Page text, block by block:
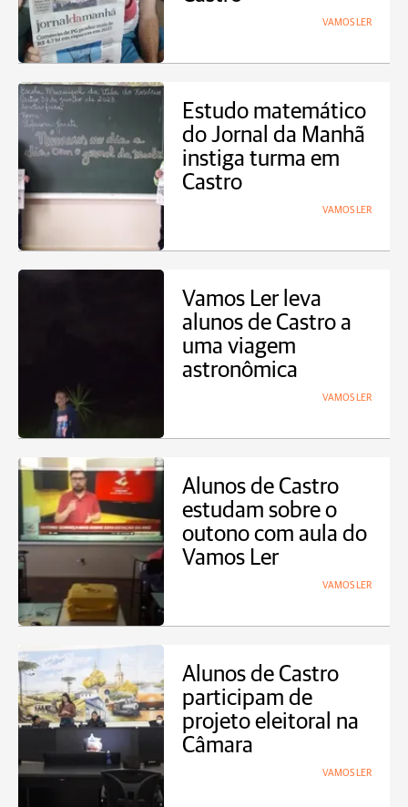
VAMOS LER
Estudo matemático
do Jornal da Manhã
instiga turma em
Castro
VAMOS LER
Vamos Ler leva
alunos de Castro a
uma viagem
astronômica
VAMOS LER
Alunos de Castro
estudam sobre o
outono com aula do
Vamos Ler
VAMOS LER
Alunos de Castro
participam de
projeto eleitoral na
Câmara
VAMOS LER